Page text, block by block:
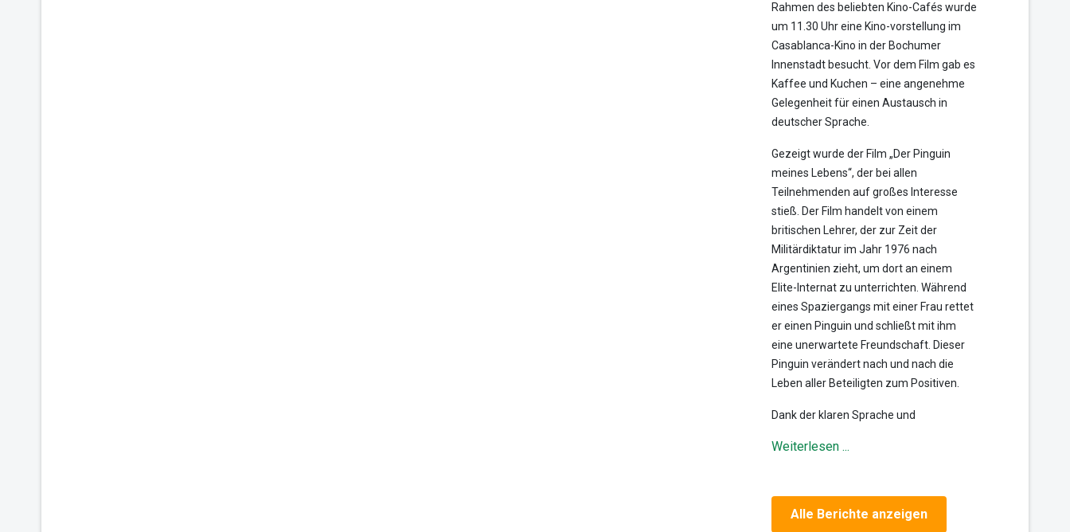
Rahmen des beliebten Kino-Cafés wurde
um 11.30 Uhr eine Kino-vorstellung im
Casablanca-Kino in der Bochumer
Innenstadt besucht. Vor dem Film gab es
Kaffee und Kuchen – eine angenehme
Gelegenheit für einen Austausch in
deutscher Sprache.
Gezeigt wurde der Film „Der Pinguin
meines Lebens“, der bei allen
Teilnehmenden auf großes Interesse
stieß. Der Film handelt von einem
britischen Lehrer, der zur Zeit der
Militärdiktatur im Jahr 1976 nach
Argentinien zieht, um dort an einem
Elite-Internat zu unterrichten. Während
eines Spaziergangs mit einer Frau rettet
er einen Pinguin und schließt mit ihm
eine unerwartete Freundschaft. Dieser
Pinguin verändert nach und nach die
Leben aller Beteiligten zum Positiven.
Dank der klaren Sprache und
Weiterlesen ...
Alle Berichte anzeigen